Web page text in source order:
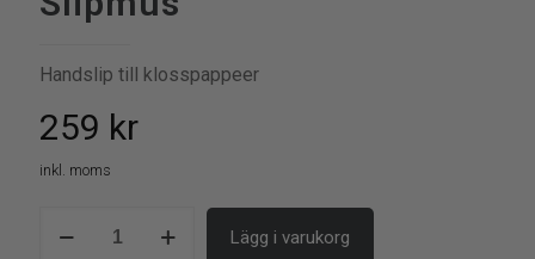
Handslip till klosspappeer
259 kr
inkl. moms
mängd
Lägg i varukorg